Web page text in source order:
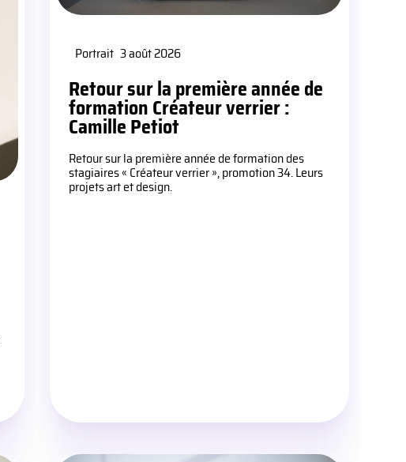
Portrait 3 août 2026
Retour sur la première année de
formation Créateur verrier :
Camille Petiot
Retour sur la première année de formation des
stagiaires « Créateur verrier », promotion 34. Leurs
projets art et design.